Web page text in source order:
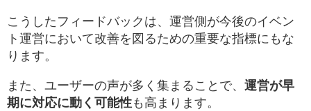
こうしたフィードバックは、運営側が今後のイベン
ト運営において改善を図るための重要な指標にもな
ります。
また、ユーザーの声が多く集まることで、 運営が早
期に対応に動く可能性も高まります。